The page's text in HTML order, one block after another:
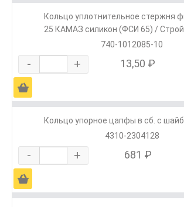
Кольцо уплотнительное стержня
25 КАМАЗ силикон (ФСИ 65) /
740-1012085-10
- + 13,50 ₽
Ä
Кольцо упорное цапфы в сб. с
4310-2304128
- + 681 ₽
Ä